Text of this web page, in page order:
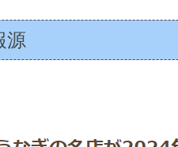
源